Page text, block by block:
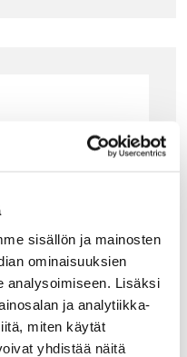
sisällön ja mainosten
ominaisuuksien
analysoimiseen. Lisäksi
ja analytiikka-
miten käytät
yhdistää näitä